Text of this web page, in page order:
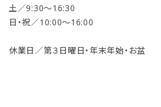
土／9:30〜16:30
日・祝／10:00〜16:00
休業日／第３日曜日・年末年始・お盆